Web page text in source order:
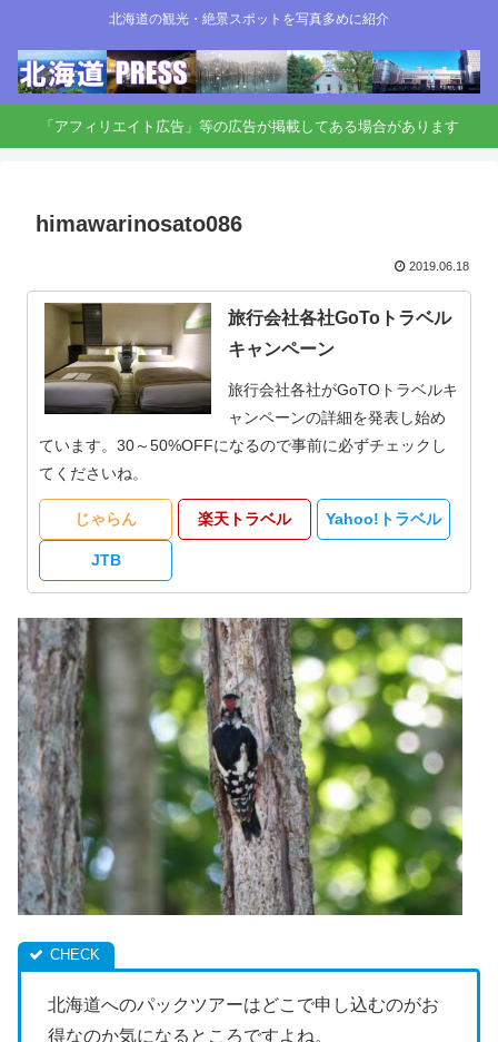
北海道の観光・絶景スポットを写真多めに紹介
「アフィリエイト広告」等の広告が掲載してある場合があります
himawarinosato086
2019.06.18
旅行会社各社GoToトラベル
キャンペーン
旅行会社各社がGoTOトラベルキ
ャンペーンの詳細を発表し始め
ています。30～50%OFFになるので事前に必ずチェックし
てくださいね。
じゃらん 楽天トラベル Yahoo!トラベル
JTB
北海道へのパックツアーはどこで申し込むのがお
得なのか気になるところですよね。